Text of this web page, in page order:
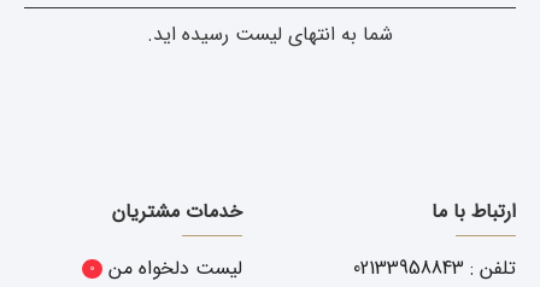
شما به انتهای لیست رسیده اید.
ارتباط با ما
تلفن : 02133958843
خدمات مشتریان
لیست دلخواه من
0